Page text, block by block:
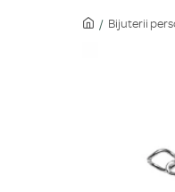
Bijuterii